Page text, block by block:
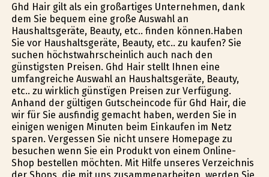
Ghd Hair gilt als ein großartiges Unternehmen, dank
dem Sie bequem eine große Auswahl an
Haushaltsgeräte, Beauty, etc.. finden können.Haben
Sie vor Haushaltsgeräte, Beauty, etc.. zu kaufen? Sie
suchen höchstwahrscheinlich auch nach den
günstigsten Preisen. Ghd Hair stellt Ihnen eine
umfangreiche Auswahl an Haushaltsgeräte, Beauty,
etc.. zu wirklich günstïgen Preisen zur Verfügung.
Anhand der gültigen Gutscheincode für Ghd Hair, die
wir für Sie ausfindig gemacht haben, werden Sie in
einigen wenigen Minuten beim Einkaufen im Netz
sparen. Vergessen Sie nicht unsere Homepage zu
besuchen wenn Sie ein Produkt von einem Online-
Shop bestellen möchten. Mit Hilfe unseres Verzeichnis
der Shops, die mit uns zusammenarbeiten, werden Sie